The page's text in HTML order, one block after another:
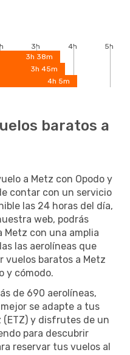
3h 4h
5h
3h 38m
3h 45m
4h 5m
baratos a
a Metz con Opodo y
contar con un servicio
las 24 horas del día,
web, podrás
con una amplia
las aerolíneas que
vuelos baratos a Metz
y cómodo.
de 690 aerolíneas,
se adapte a tus
(ETZ) y disfrutes de un
para descubrir
reservar tus vuelos al